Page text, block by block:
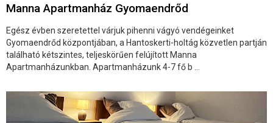
Manna Apartmanház Gyomaendrőd
Egész évben szeretettel várjuk pihenni vágyó vendégeinket
Gyomaendrőd központjában, a Hantoskerti-holtág közvetlen partján
található kétszintes, teljeskörűen felújított Manna
Apartmanházunkban. Apartmanházunk 4-7 fő b ...